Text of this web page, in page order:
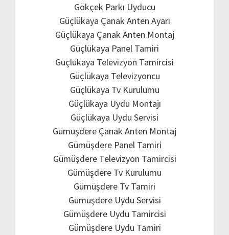
Gökçek Parkı Uyducu
Güçlükaya Çanak Anten Ayarı
Güçlükaya Çanak Anten Montaj
Güçlükaya Panel Tamiri
Güçlükaya Televizyon Tamircisi
Güçlükaya Televizyoncu
Güçlükaya Tv Kurulumu
Güçlükaya Uydu Montajı
Güçlükaya Uydu Servisi
Gümüşdere Çanak Anten Montaj
Gümüşdere Panel Tamiri
Gümüşdere Televizyon Tamircisi
Gümüşdere Tv Kurulumu
Gümüşdere Tv Tamiri
Gümüşdere Uydu Servisi
Gümüşdere Uydu Tamircisi
Gümüşdere Uydu Tamiri